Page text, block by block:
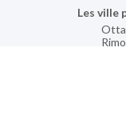
Les ville